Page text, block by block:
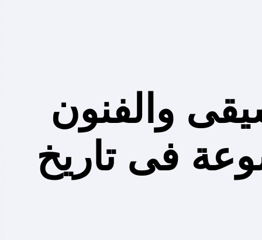
والفنون
فى تاريخ